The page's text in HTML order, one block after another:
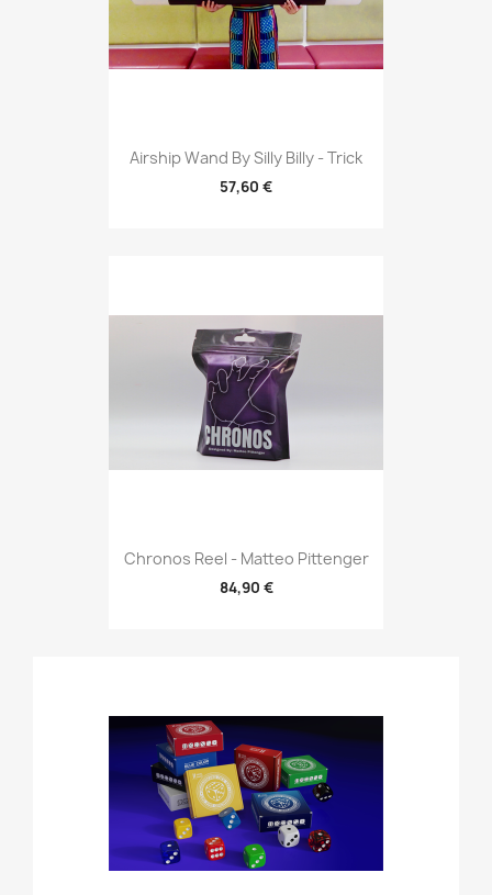
Airship Wand By Silly Billy - Trick
57,60 €
Chronos Reel - Matteo Pittenger
84,90 €